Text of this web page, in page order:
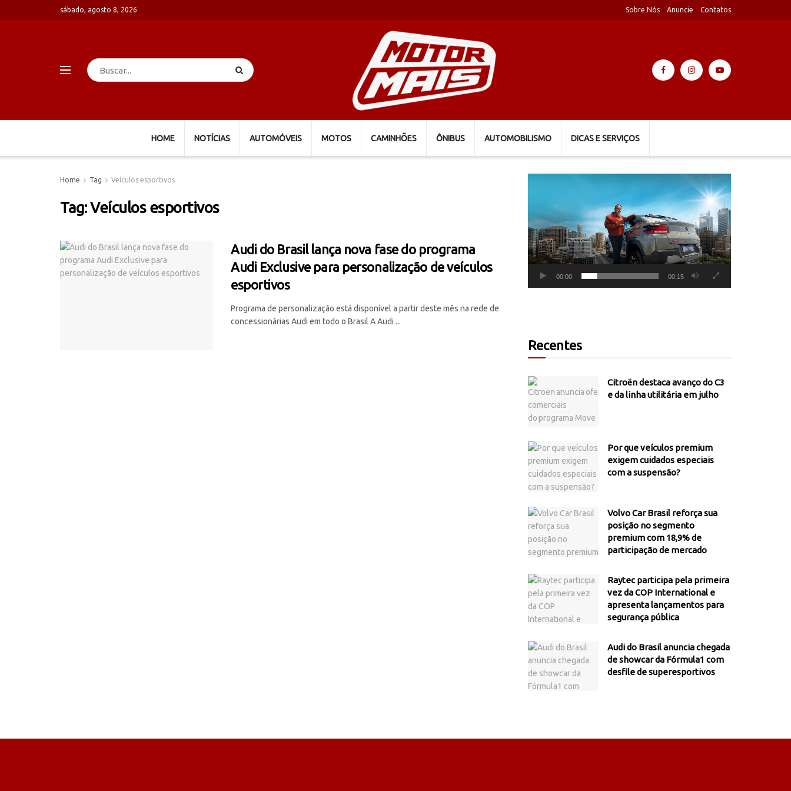
sábado, agosto 8, 2026 Sobre Nós Anuncie Contatos
HOME NOTÍCIAS AUTOMÓVEIS MOTOS CAMINHÕES ÔNIBUS AUTOMOBILISMO DICAS E SERVIÇOS
Home Tag Veículos esportivos
Tag:Veículos esportivos
Audi do Brasil lança nova fase do programa
Audi Exclusive para personalização de veículos
esportivos
Programa de personalização está disponível a partir deste mês na rede de
concessionárias Audi em todo o Brasil A Audi ...
00:00 00:15
Recentes
Citroën destaca avanço do C3
e da linha utilitária em julho
Por que veículos premium
exigem cuidados especiais
com a suspensão?
Volvo Car Brasil reforça sua
posição no segmento
premium com 18,9% de
participação de mercado
Raytec participa pela primeira
vez da COP International e
apresenta lançamentos para
segurança pública
Audi do Brasil anuncia chegada
de showcar da Fórmula1 com
desfile de superesportivos